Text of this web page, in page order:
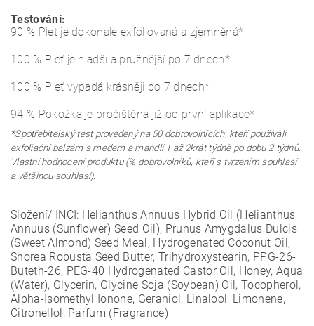
Testování:
90 % Pleť je dokonale exfoliovaná a zjemněná*
100 % Pleť je hladší a pružnější po 7 dnech*
100 % Pleť vypadá krásněji po 7 dnech*
94 % Pokožka je pročištěná již od první aplikace*
*Spotřebitelský test provedený na 50 dobrovolnících, kteří používali
exfoliační balzám s medem a mandlí 1 až 2krát týdně po dobu 2 týdnů.
Vlastní hodnocení produktu (% dobrovolníků, kteří s tvrzením souhlasí
a většinou souhlasí).
Složení/ INCI: Helianthus Annuus Hybrid Oil (Helianthus
Annuus (Sunflower) Seed Oil), Prunus Amygdalus Dulcis
(Sweet Almond) Seed Meal, Hydrogenated Coconut Oil,
Shorea Robusta Seed Butter, Trihydroxystearin, PPG-26-
Buteth-26, PEG-40 Hydrogenated Castor Oil, Honey, Aqua
(Water), Glycerin, Glycine Soja (Soybean) Oil, Tocopherol,
Alpha-Isomethyl Ionone, Geraniol, Linalool, Limonene,
Citronellol, Parfum (Fragrance)